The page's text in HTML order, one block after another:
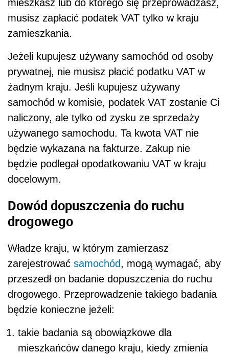
mieszkasz lub do którego się przeprowadzasz,
musisz zapłacić podatek VAT tylko w kraju
zamieszkania.
Jeżeli kupujesz używany samochód od osoby
prywatnej, nie musisz płacić podatku VAT w
żadnym kraju. Jeśli kupujesz używany
samochód w komisie, podatek VAT zostanie Ci
naliczony, ale tylko od zysku ze sprzedaży
używanego samochodu. Ta kwota VAT nie
będzie wykazana na fakturze. Zakup nie
będzie podlegał opodatkowaniu VAT w kraju
docelowym.
Dowód dopuszczenia do ruchu
drogowego
Władze kraju, w którym zamierzasz
zarejestrować samochód, mogą wymagać, aby
przeszedł on badanie dopuszczenia do ruchu
drogowego. Przeprowadzenie takiego badania
będzie konieczne jeżeli:
takie badania są obowiązkowe dla
mieszkańców danego kraju, kiedy zmienia